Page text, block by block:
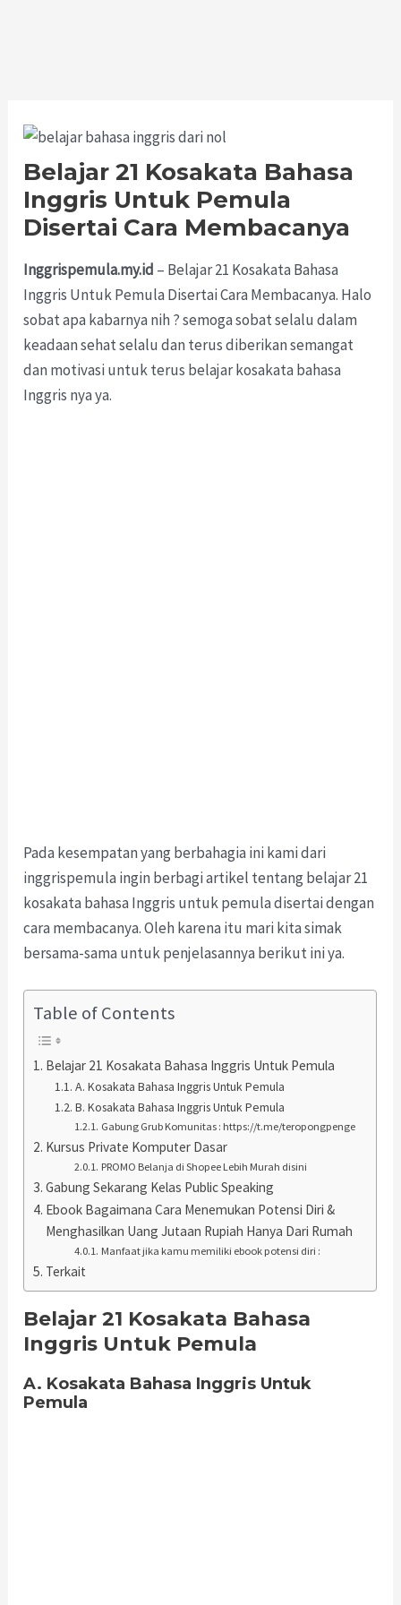
Belajar 21 Kosakata Bahasa
Inggris Untuk Pemula
Disertai Cara Membacanya
Inggrispemula.my.id – Belajar 21 Kosakata Bahasa
Inggris Untuk Pemula Disertai Cara Membacanya. Halo
sobat apa kabarnya nih ? semoga sobat selalu dalam
keadaan sehat selalu dan terus diberikan semangat
dan motivasi untuk terus belajar kosakata bahasa
Inggris nya ya.
Pada kesempatan yang berbahagia ini kami dari
inggrispemula ingin berbagi artikel tentang belajar 21
kosakata bahasa Inggris untuk pemula disertai dengan
cara membacanya. Oleh karena itu mari kita simak
bersama-sama untuk penjelasannya berikut ini ya.
Table of Contents
Belajar 21 Kosakata Bahasa Inggris Untuk Pemula
A. Kosakata Bahasa Inggris Untuk Pemula
B. Kosakata Bahasa Inggris Untuk Pemula
Gabung Grub Komunitas : https://t.me/teropongpenge
Kursus Private Komputer Dasar
PROMO Belanja di Shopee Lebih Murah disini
Gabung Sekarang Kelas Public Speaking
Ebook Bagaimana Cara Menemukan Potensi Diri &
Menghasilkan Uang Jutaan Rupiah Hanya Dari Rumah
Manfaat jika kamu memiliki ebook potensi diri :
Terkait
Belajar 21 Kosakata Bahasa
Inggris Untuk Pemula
A. Kosakata Bahasa Inggris Untuk
Pemula